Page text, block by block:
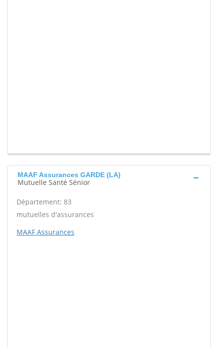
MAAF Assurances GARDE (LA)
Mutuelle Santé Sénior
Département: 83
mutuelles d'assurances
MAAF Assurances